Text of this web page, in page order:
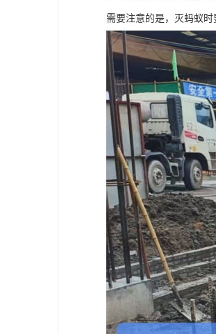
需要注意的是，灭蚂蚁时